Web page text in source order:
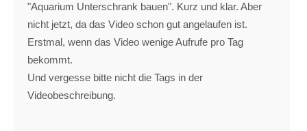
"Aquarium Unterschrank bauen". Kurz und klar. Aber
nicht jetzt, da das Video schon gut angelaufen ist.
Erstmal, wenn das Video wenige Aufrufe pro Tag
bekommt.
Und vergesse bitte nicht die Tags in der
Videobeschreibung.